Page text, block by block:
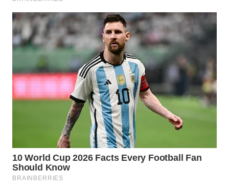
WN
NATUNA
WN
BINTAN
WN
MANDALIKA
WN
LABUANBAJO